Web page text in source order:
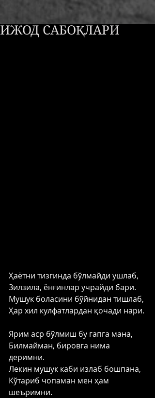
ИЖОД САБОҚЛАРИ
Ҳаётни тизгинда бўлмайди ушлаб,
Зилзила, ёнғинлар учрайди бари.
Мушук боласини бўйнидан тишлаб,
Ҳар хил кулфатлардан қочади нари.
Ярим аср бўлмиш бу гапга мана,
Билмайман, бировга нима
деримни.
Лекин мушук каби излаб бошпана,
Кўтариб чопаман мен ҳам
шеъримни.